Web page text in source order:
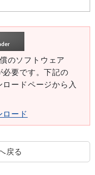
のソフトウェア
必要です。下記の
ードページから入
ード
戻る